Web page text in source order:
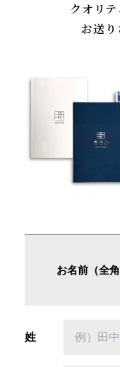
クオリ
お送り
お名前（全角
姓